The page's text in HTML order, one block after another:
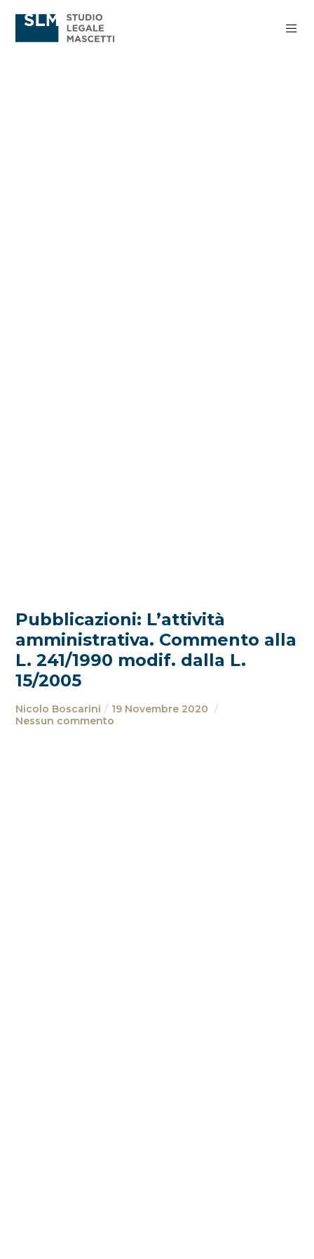
Pubblicazioni: L’attività
amministrativa. Commento alla
L. 241/1990 modif. dalla L.
15/2005
Nicolo Boscarini
19 Novembre 2020
Nessun commento